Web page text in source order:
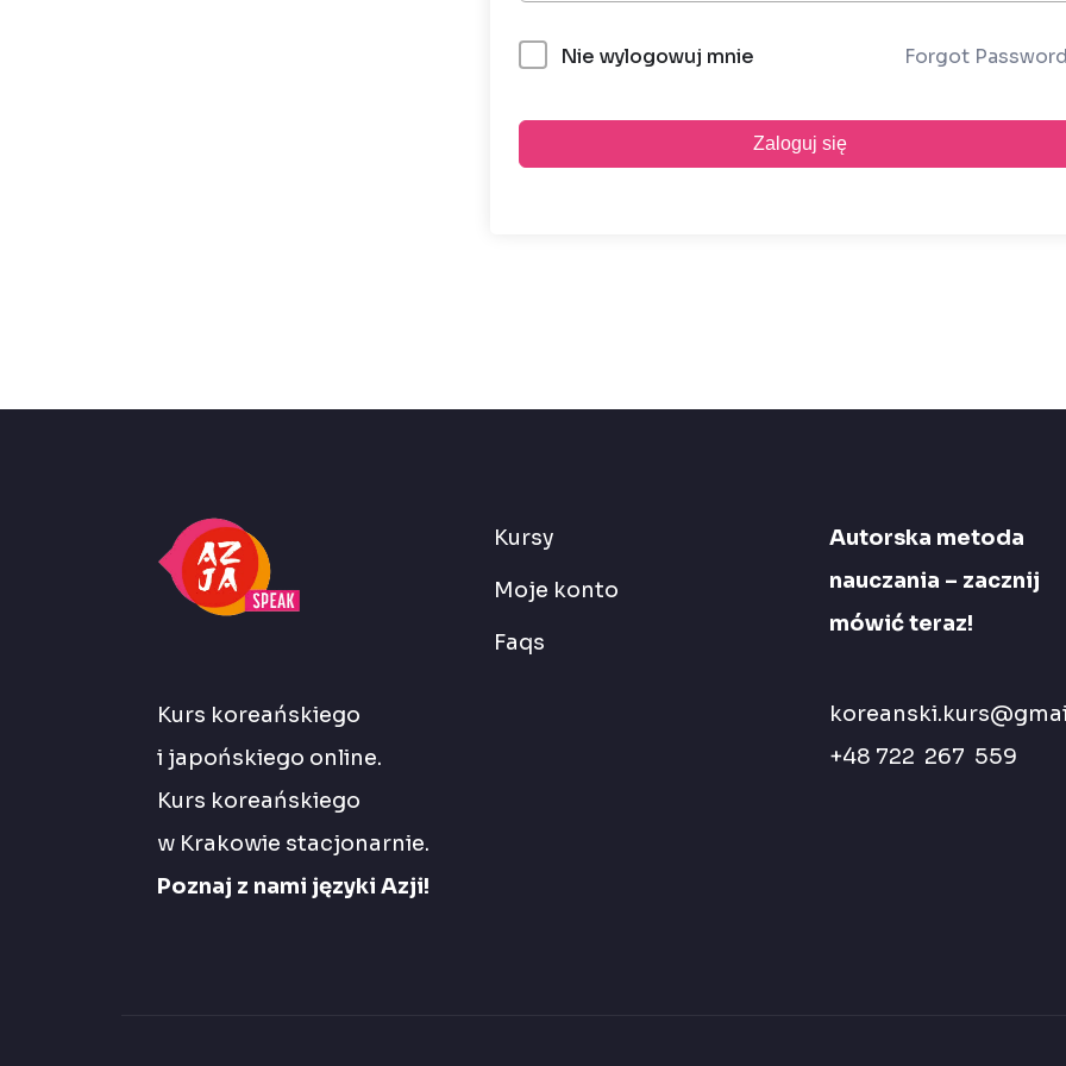
Nie wylogowuj mnie Forgot
Zaloguj się
Kurs koreańskiego
i japońskiego online.
Kurs koreańskiego
w Krakowie stacjonarnie.
Poznaj z nami języki Azji!
Kursy
Moje konto
Faqs
Autorska metoda
nauczania – zacznij
mówić teraz!
+48 722 267 559